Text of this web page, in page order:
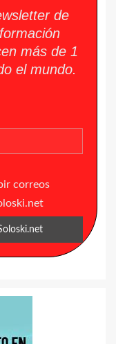
de
más de 1
el mundo.
correos